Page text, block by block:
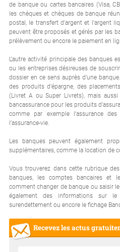
de banque ou cartes bancaires (Visa,
les chèques et chèques de banque
postal, le transfert d’argent et l’argent
peuvent être proposés et gérés par les
prélèvement ou encore le paiement en
L’autre activité principale des banques
ou les entreprises désireuses de
dossier en ce sens auprès d’une
des produits d’épargne, des
(Livret A ou Super Livrets), mais
bancassurance pour les produits
comme par exemple l’assurance
l’assurance-vie.
Les banques peuvent également
supplémentaires, comme la location de
Vous trouverez dans cette rubrique
banques, les comptes bancaires et
comment changer de banque ou saisir
également des informations sur le
surendettement ou encore le fichage
Recevez les actus